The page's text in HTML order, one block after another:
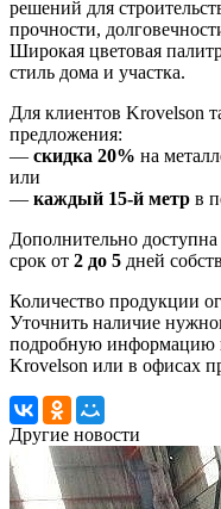
решений для
прочности,
Широкая цветовая
стиль дома и участка.
Для клиентов Krovelson
предложения:
— скидка 20% на
или
— каждый 15-й метр в
Дополнительно
срок от 2 до 5 дней
Количество продукции
Уточнить наличие
подробную информацию
Krovelson или в офисах
Другие новости